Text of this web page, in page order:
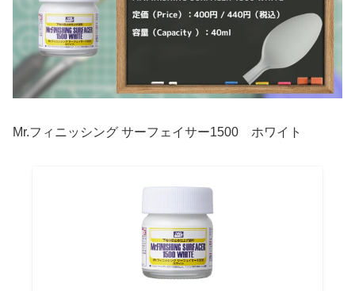
Mr.フィニッシング サーフェイサー1500 ホワイト